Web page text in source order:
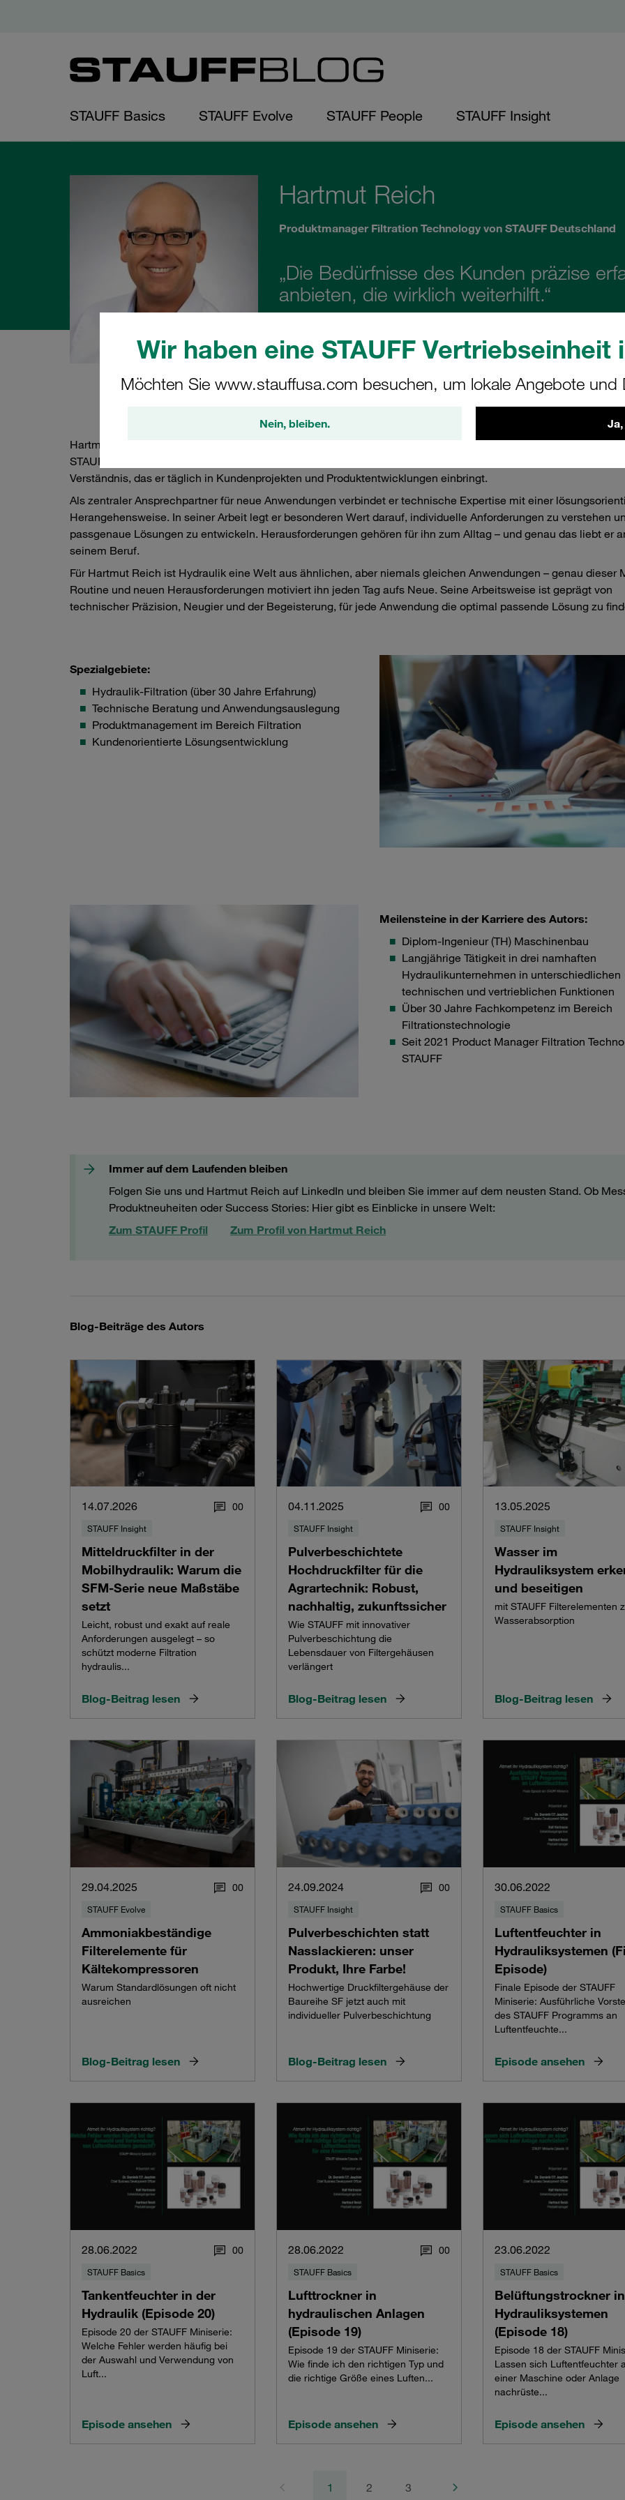
Wir haben eine STAUFF Vertriebseinheit
Möchten Sie www.stauffusa.com besuchen, um lokale Angebote und
Nein, bleiben.
STAUFF Basics STAUFF Evolve STAUFF People STAUFF Insight
Hartmut Reich
Produktmanager Filtration Technology von STAUFF Deutschland
„Die Bedürfnisse des Kunden präzise
anbieten, die wirklich weiterhilft.“
Über Hartmut Reich
Hartmut Reich ist Product Manager für Filtration Technology im Bereich Outside Sales und seit Juli 2021 Teil
STAUFF Teams. Durch seine über 30-jährige Erfahrung in der Hydraulik-Filtration verfügt er über ein tiefes
Verständnis, das er täglich in Kundenprojekten und Produktentwicklungen einbringt.
Als zentraler Ansprechpartner für neue Anwendungen verbindet er technische Expertise mit einer
Herangehensweise. In seiner Arbeit legt er besonderen Wert darauf, individuelle Anforderungen zu verstehen
passgenaue Lösungen zu entwickeln. Herausforderungen gehören für ihn zum Alltag – und genau das liebt er
seinem Beruf.
Für Hartmut Reich ist Hydraulik eine Welt aus ähnlichen, aber niemals gleichen Anwendungen – genau dieser
Routine und neuen Herausforderungen motiviert ihn jeden Tag aufs Neue. Seine Arbeitsweise ist geprägt von
technischer Präzision, Neugier und der Begeisterung, für jede Anwendung die optimal passende Lösung zu
Spezialgebiete:
Hydraulik-Filtration (über 30 Jahre Erfahrung)
Technische Beratung und Anwendungsauslegung
Produktmanagement im Bereich Filtration
Kundenorientierte Lösungsentwicklung
Meilensteine in der Karriere des Autors:
Diplom-Ingenieur (TH) Maschinenbau
Langjährige Tätigkeit in drei namhaften
Hydraulikunternehmen in unterschiedlichen
technischen und vertrieblichen Funktionen
Über 30 Jahre Fachkompetenz im Bereich
Filtrationstechnologie
Seit 2021 Product Manager Filtration
STAUFF
Immer auf dem Laufenden bleiben
Folgen Sie uns und Hartmut Reich auf LinkedIn und bleiben Sie immer auf dem neusten Stand. Ob
Produktneuheiten oder Success Stories: Hier gibt es Einblicke in unsere Welt:
Zum STAUFF Profil
Zum Profil von Hartmut Reich
Blog-Beiträge des Autors
14.07.2026 00
STAUFF Insight
Mitteldruckfilter in der
Mobilhydraulik: Warum die
SFM-Serie neue Maßstäbe
setzt
Leicht, robust und exakt auf reale
Anforderungen ausgelegt – so
schützt moderne Filtration
hydraulis...
Blog-Beitrag lesen
04.11.2025 00
STAUFF Insight
Pulverbeschichtete
Hochdruckfilter für die
Agrartechnik: Robust,
nachhaltig, zukunftssicher
Wie STAUFF mit innovativer
Pulverbeschichtung die
Lebensdauer von Filtergehäusen
verlängert
Blog-Beitrag lesen
13.05.2025
STAUFF Insight
Wasser im
Hydrauliksystem
und beseitigen
mit STAUFF Filterelementen
Wasserabsorption
Blog-Beitrag lesen
29.04.2025 00
STAUFF Evolve
Ammoniakbeständige
Filterelemente für
Kältekompressoren
Warum Standardlösungen oft nicht
ausreichen
Blog-Beitrag lesen
24.09.2024 00
STAUFF Insight
Pulverbeschichten statt
Nasslackieren: unser
Produkt, Ihre Farbe!
Hochwertige Druckfiltergehäuse der
Baureihe SF jetzt auch mit
individueller Pulverbeschichtung
Blog-Beitrag lesen
30.06.2022
STAUFF Basics
Luftentfeuchter in
Hydrauliksystemen
Episode)
Finale Episode der STAUFF
Miniserie: Ausführliche
des STAUFF Programms an
Luftentfeuchte...
Episode ansehen
28.06.2022 00
STAUFF Basics
Tankentfeuchter in der
Hydraulik (Episode 20)
Episode 20 der STAUFF Miniserie:
Welche Fehler werden häufig bei
der Auswahl und Verwendung von
Luft...
Episode ansehen
28.06.2022 00
STAUFF Basics
Lufttrockner in
hydraulischen Anlagen
(Episode 19)
Episode 19 der STAUFF Miniserie:
Wie finde ich den richtigen Typ und
die richtige Größe eines Luften...
Episode ansehen
23.06.2022
STAUFF Basics
Belüftungstrockner in
Hydrauliksystemen
(Episode 18)
Episode 18 der STAUFF
Lassen sich Luftentfeuchter
einer Maschine oder Anlage
nachrüste...
Episode ansehen
1 2 3